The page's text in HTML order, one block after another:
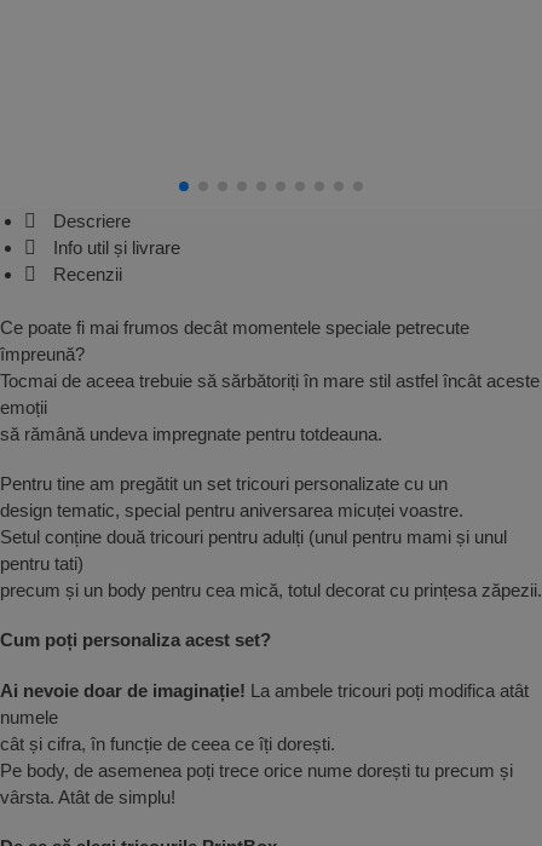
Descriere
Info util și livrare
Recenzii
Ce poate fi mai frumos decât momentele speciale petrecute
împreună?
Tocmai de aceea trebuie să sărbătoriți în mare stil astfel încât aceste
emoții
să rămână undeva impregnate pentru totdeauna.
Pentru tine am pregătit un set tricouri personalizate cu un
design tematic, special pentru aniversarea micuței voastre.
Setul conține două tricouri pentru adulți (unul pentru mami și unul
pentru tati)
precum și un body pentru cea mică, totul decorat cu prințesa zăpezii.
Cum poți personaliza acest set?
Ai nevoie doar de imaginație! La ambele tricouri poți modifica atât
numele
cât și cifra, în funcție de ceea ce îți dorești.
Pe body, de asemenea poți trece orice nume dorești tu precum și
vârsta. Atât de simplu!